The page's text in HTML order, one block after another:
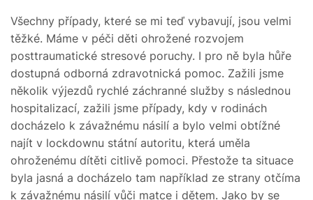
Všechny případy, které se mi teď vybavují, jsou velmi
těžké. Máme v péči děti ohrožené rozvojem
posttraumatické stresové poruchy. I pro ně byla hůře
dostupná odborná zdravotnická pomoc. Zažili jsme
několik výjezdů rychlé záchranné služby s následnou
hospitalizací, zažili jsme případy, kdy v rodinách
docházelo k závažnému násilí a bylo velmi obtížné
najít v lockdownu státní autoritu, která uměla
ohroženému dítěti citlivě pomoci. Přestože ta situace
byla jasná a docházelo tam například ze strany otčíma
k závažnému násilí vůči matce i dětem. Jako by se